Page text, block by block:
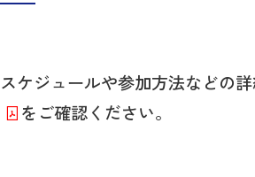
スケジュールや参加方法などの
をご確認ください。